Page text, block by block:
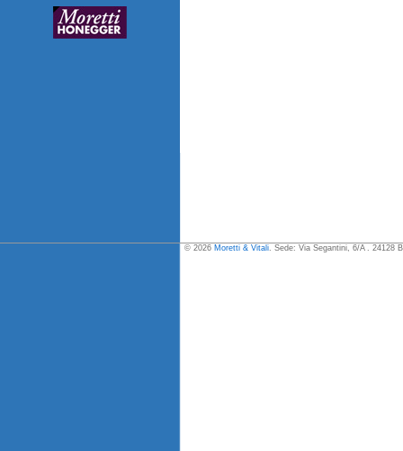
© 2026 Moretti & Vitali. Sede: Via Segantini, 6/A . 24128